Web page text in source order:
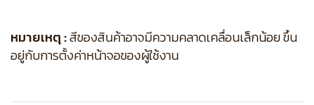
หมายเหตุ :สีของสินค้าอาจมีความคลาดเคลื่อนเล็กน้อย ขึ้น
อยู่กับการตั้งค่าหน้าจอของผู้ใช้งาน